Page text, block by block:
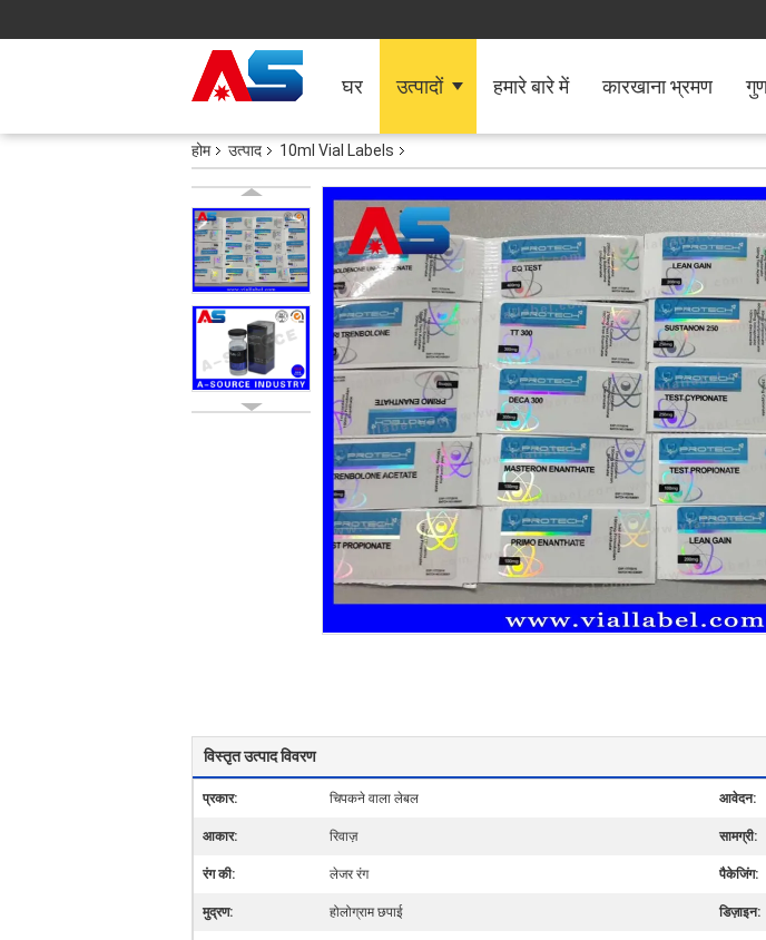
घर उत्पादों हमारे बारे में कारखाना भ्रमण
होम उत्पाद 10ml Vial Labels
विस्तृत उत्पाद विवरण
प्रकार: चिपकने वाला लेबल आवेदन:
आकार: रिवाज़ सामग्री:
रंग की: लेजर रंग पैकेजिंग:
मुद्रण: होलोग्राम छपाई डिज़ाइन: